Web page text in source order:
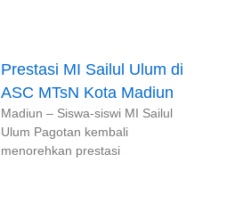
Prestasi MI Sailul Ulum di
ASC MTsN Kota Madiun
Madiun – Siswa-siswi MI Sailul
Ulum Pagotan kembali
menorehkan prestasi